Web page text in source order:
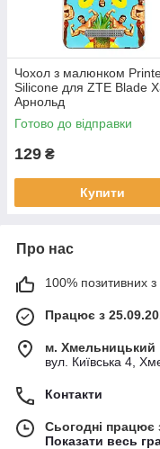
Чохол з малюнком
Silicone для ZTE Blade
Арнольд
Готово до відправки
129 ₴
Купити
Про нас
100% позитивних з
Працює з
м. Хмельницький
вул. Київська 4,
Контакти
Сьогодні працює
Показати весь